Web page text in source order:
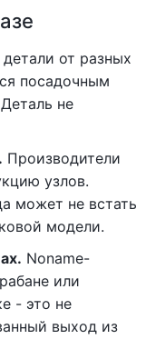
от разных
посадочным
не
Производители
узлов.
может не встать
модели.
Noname-
или
- это не
выход из